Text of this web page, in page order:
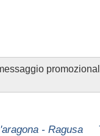
- Ragusa